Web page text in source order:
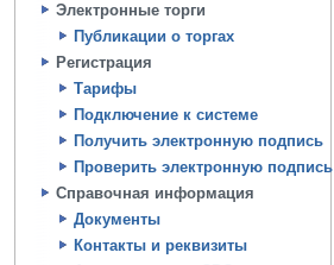
Электронные торги
Публикации о торгах
Регистрация
Тарифы
Подключение к системе
Получить электронную подпись
Проверить электронную подпись
Справочная информация
Документы
Контакты и реквизиты